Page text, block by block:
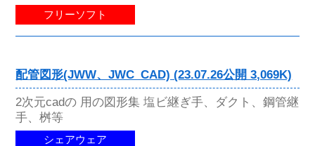
フリーソフト
配管図形(JWW、JWC_CAD) (23.07.26公開 3,069K)
2次元cadの 用の図形集 塩ビ継ぎ手、ダクト、鋼管継
手、桝等
シェアウェア